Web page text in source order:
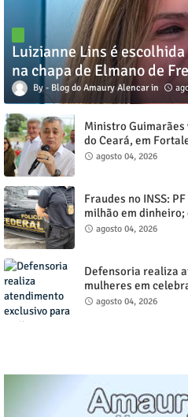
Luizianne Lins é
na chapa de Elmano de
Blog do Amaury Alencar
Ministro
do Ceará, em
agosto 04, 2026
Fraudes no INSS:
milhão em
senador Weverton
agosto 04, 2026
Defensoria realiza
mulheres em
da Penha, nos dias
agosto 04, 2026